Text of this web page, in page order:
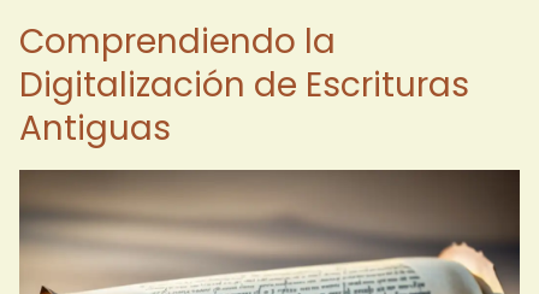
Comprendiendo la
Digitalización de Escrituras
Antiguas